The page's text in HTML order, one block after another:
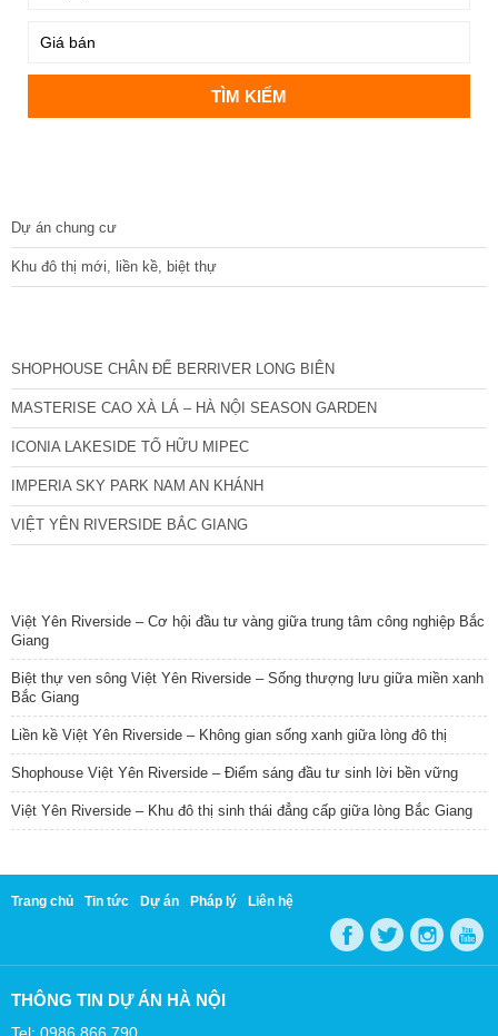
Dự án chung cư
Khu đô thị mới, liền kề, biệt thự
SHOPHOUSE CHÂN ĐẾ BERRIVER LONG BIÊN
MASTERISE CAO XÀ LÁ – HÀ NỘI SEASON GARDEN
ICONIA LAKESIDE TỐ HỮU MIPEC
IMPERIA SKY PARK NAM AN KHÁNH
VIỆT YÊN RIVERSIDE BẮC GIANG
Việt Yên Riverside – Cơ hội đầu tư vàng giữa trung tâm công nghiệp Bắc
Giang
Biệt thự ven sông Việt Yên Riverside – Sống thượng lưu giữa miền xanh
Bắc Giang
Liền kề Việt Yên Riverside – Không gian sống xanh giữa lòng đô thị
Shophouse Việt Yên Riverside – Điểm sáng đầu tư sinh lời bền vững
Việt Yên Riverside – Khu đô thị sinh thái đẳng cấp giữa lòng Bắc Giang
Trang chủ Tin tức Dự án Pháp lý Liên hệ
THÔNG TIN DỰ ÁN HÀ NỘI